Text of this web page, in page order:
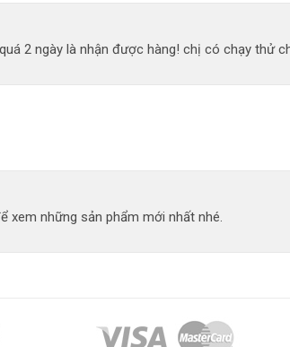
2 ngày là nhận được hàng! chị có chạy thử
xem những sản phẩm mới nhất nhé.